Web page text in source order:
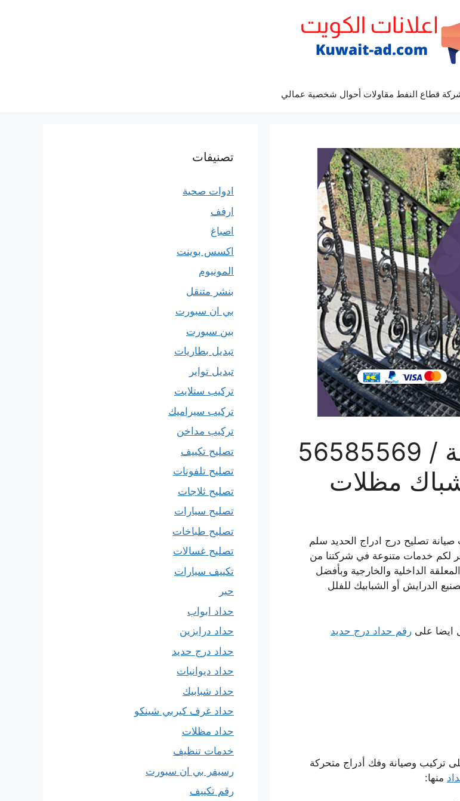
قطاع النفط مقاولات أحوال شخصية عمالي
رقم حداد درج حديد ابوحليفة / 56585569
مظلات
تصليح درج ادراج الحديد سلم
لكم خدمات متنوعة في شركتنا من
الداخلية والخارجية وبأفضل
الدرايش أو الشبابيك للفلل
ايضا على رقم حداد درج حديد
تركيب وصيانة وفك أدراج متحركة
منها:
تصنيفات
ادوات صحية
ارفف
اصباغ
اكسس بوينت
المونيوم
بنشر متنقل
بي ان سبورت
بين سبورت
تبديل بطاريات
تبديل تواير
تركيب ستلايت
تركيب سيراميك
تركيب مداخن
تصليح تكييف
تصليح تلفونات
تصليح ثلاجات
تصليح سيارات
تصليح طباخات
تصليح غسالات
تكييف سيارات
حبر
حداد ابواب
حداد درابزين
حداد درج حديد
حداد ديوانيات
حداد شبابيك
حداد غرف كيربي شينكو
حداد مظلات
خدمات تنظيف
رسيفر بي ان سبورت
رقم تكييف